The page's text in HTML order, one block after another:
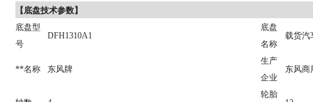
【底盘技术参数】
底盘型
号
DFH1310A1
底盘
名称
载货汽
**名称 东风牌
生产
企业
东风商
轮胎